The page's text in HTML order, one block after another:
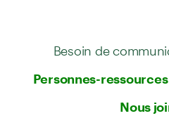
Besoin de
Personnes-
Nous